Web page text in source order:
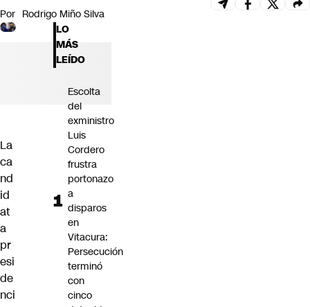
Por Rodrigo Miño Silva
La
ca
nd
id
at
a
pr
esi
de
nci
LO
MÁS
LEÍDO
Escolta
del
exministro
Luis
Cordero
frustra
portonazo
a
disparos
en
Vitacura:
Persecución
terminó
con
cinco